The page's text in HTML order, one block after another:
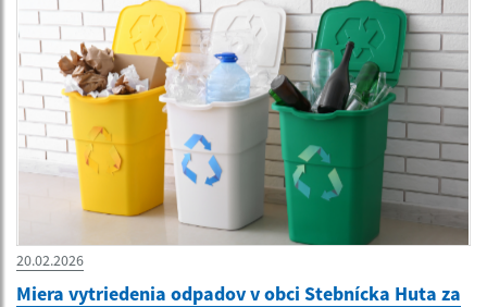
20.02.2026
Miera vytriedenia odpadov v obci Stebnícka Huta za